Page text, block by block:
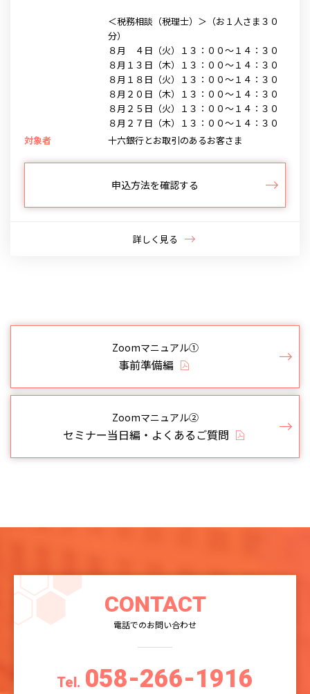
＜税務相談（税理士）＞（お１人さま３０
分）
８月 ４日（火）１３：００～１４：３０
８月１３日（木）１３：００～１４：３０
８月１８日（火）１３：００～１４：３０
８月２０日（木）１３：００～１４：３０
８月２５日（火）１３：００～１４：３０
８月２７日（木）１３：００～１４：３０
対象者
十六銀行とお取引のあるお客さま
申込方法を確認する
詳しく見る
Zoomマニュアル①
事前準備編
Zoomマニュアル②
セミナー当日編・よくあるご質問
CONTACT
電話でのお問い合わせ
Tel. 058-266-1916